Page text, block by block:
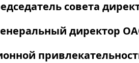
совета
директор